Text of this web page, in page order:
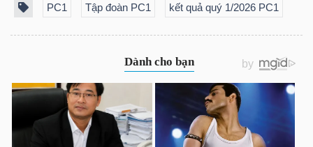
PC1 Tập đoàn PC1 kết quả quý 1/2026 PC1
DỊCH